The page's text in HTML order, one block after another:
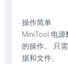
操作简单
MiniTool 电
的操作。 只
据和文件。